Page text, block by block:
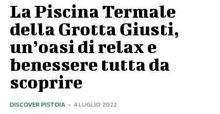
La Piscina Termale
della Grotta Giusti,
un’oasi di relax e
benessere tutta da
scoprire
DISCOVER PISTOIA - 4 LUGLIO 2022